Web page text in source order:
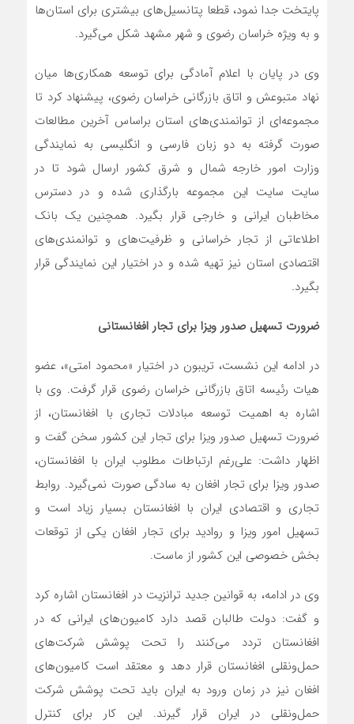
پایتخت جدا نمود، قطعا پتانسیل‌های بیشتری برای استان‌ها
و به ویژه خراسان رضوی و شهر مشهد شکل می‌گیرد.
وی در پایان با اعلام آمادگی برای توسعه همکاری‌ها میان
نهاد متبوعش و اتاق بازرگانی خراسان رضوی، پیشنهاد کرد تا
مجموعه‌ای از توانمندی‌های استان براساس آخرین مطالعات
صورت گرفته به دو زبان فارسی و انگلیسی به نمایندگی
وزارت امور خارجه شمال و شرق کشور ارسال شود تا در
سایت سایت این مجموعه بارگذاری شده و در دسترس
مخاطبان ایرانی و خارجی قرار بگیرد. همچنین یک بانک
اطلاعاتی از تجار خراسانی و ظرفیت‌های‌ و توانمندی‌های
اقتصادی استان نیز تهیه شده و در اختیار این نمایندگی قرار
بگیرد.
ضرورت تسهیل صدور ویزا برای تجار افغانستانی
در ادامه این نشست، تریبون در اختیار «محمود امتی»، عضو
هیات رئیسه اتاق بازرگانی خراسان رضوی قرار گرفت. وی با
اشاره به اهمیت توسعه مبادلات تجاری با افغانستان، از
ضرورت تسهیل صدور ویزا برای تجار این کشور سخن گفت و
اظهار داشت: علی‌رغم ارتباطات مطلوب ایران با افغانستان،
صدور ویزا برای تجار افغان به سادگی صورت نمی‌گیرد. روابط
تجاری و اقتصادی ایران با افغانستان بسیار زیاد است و
تسهیل امور ویزا و روادید برای تجار افغان یکی از توقعات
بخش خصوصی این کشور از ماست.
وی در ادامه، به قوانین جدید ترانزیت در افغانستان اشاره کرد
و گفت:‌‌ دولت طالبان قصد دارد کامیون‌های ایرانی که در
افغانستان تردد می‌کنند را تحت پوشش شرکت‌های
حمل‌‌‌ونقلی افغانستان قرار دهد و معتقد است کامیون‌های
افغان نیز در زمان ورود به ایران باید تحت پوشش شرکت
حمل‌‌ونقلی در ایران قرار گیرند. این کار برای کنترل